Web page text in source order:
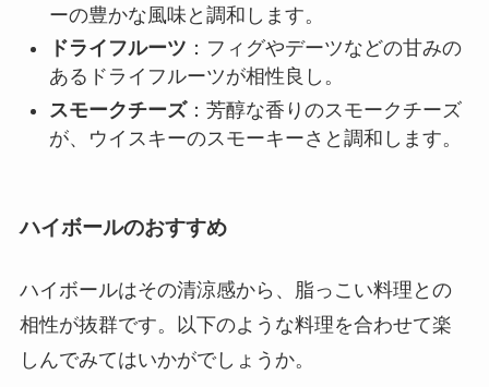
ーの豊かな風味と調和します。
ドライフルーツ ：フィグやデーツなどの甘みの
あるドライフルーツが相性良し。
スモークチーズ：芳醇な香りのスモークチーズ
が、ウイスキーのスモーキーさと調和します。
ハイボールのおすすめ
ハイボールはその清涼感から、脂っこい料理との
相性が抜群です。以下のような料理を合わせて楽
しんでみてはいかがでしょうか。